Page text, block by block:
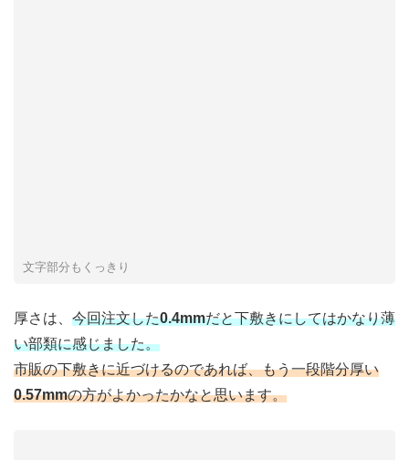
文字部分もくっきり
厚さは、 今回注文した0.4mmだと下敷きにしてはかなり薄
い部類に感じました。
市販の下敷きに近づけるのであれば、もう一段階分厚い
0.57mmの方がよかったかなと思います。